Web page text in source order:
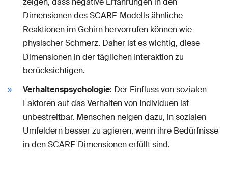
Dimensionen des SCARF-Modells ähnliche
Reaktionen im Gehirn hervorrufen können wie
physischer Schmerz. Daher ist es wichtig, diese
Dimensionen in der täglichen Interaktion zu
berücksichtigen.
Verhaltenspsychologie: Der Einfluss von sozialen
Faktoren auf das Verhalten von Individuen ist
unbestreitbar. Menschen neigen dazu, in sozialen
Umfeldern besser zu agieren, wenn ihre Bedürfnisse
in den SCARF-Dimensionen erfüllt sind.